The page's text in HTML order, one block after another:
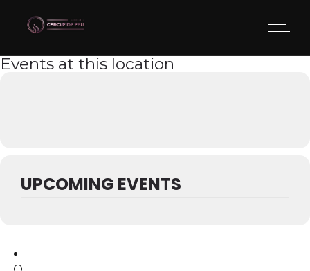
Events at this location
UPCOMING EVENTS